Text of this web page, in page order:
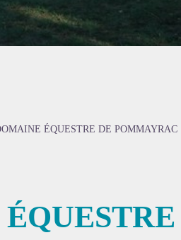
ÉQUESTRE DE POMMAYRAC